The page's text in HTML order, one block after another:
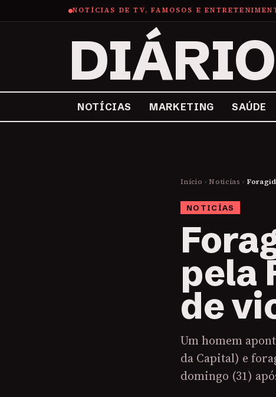
NOTÍCIAS DE TV, FAMOSOS E
NOTÍCIAS MARKETING SAÚDE
Início › Noticías ›
NOTICÍAS
pela
de
Um homem
da Capital) e
domingo (31)